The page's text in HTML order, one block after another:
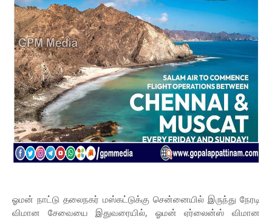
ஓமன் நாட்டு தலைநகர் மஸ்கட்டுக்கு சென்னையில் இருந்து நேரடி
விமான சேவையை இதுவரையில், ஓமன் ஏர்லைன்ஸ் விமான